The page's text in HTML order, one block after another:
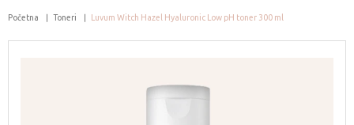
Početna Toneri Luvum Witch Hazel Hyaluronic Low pH toner 300 ml